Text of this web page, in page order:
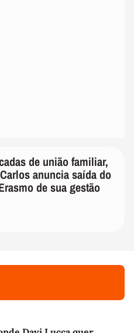
de união familiar,
anuncia saída do
de sua gestão